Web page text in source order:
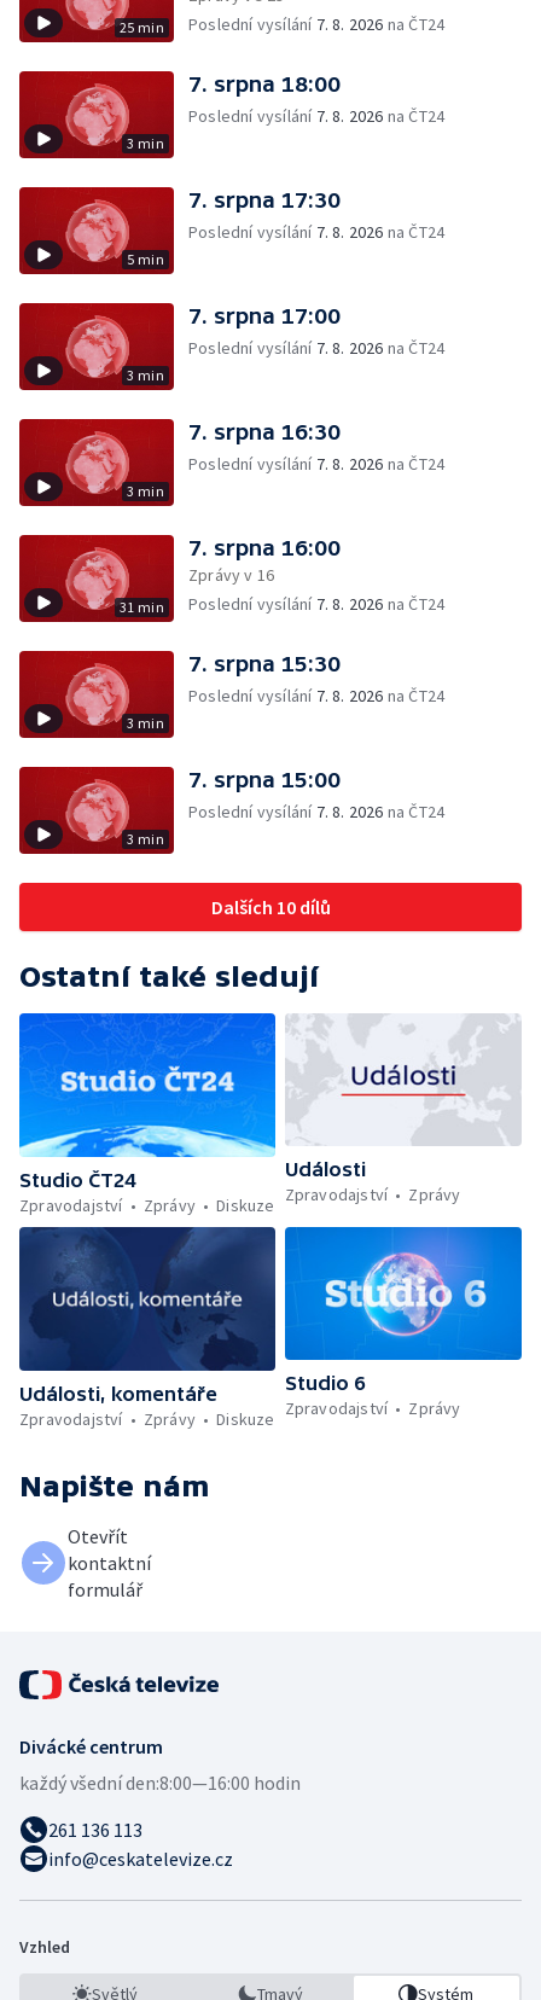
25 min
Poslední vysílání 7. 8. 2026 na ČT24
3 min
7. srpna 18:00
Poslední vysílání 7. 8. 2026 na ČT24
5 min
7. srpna 17:30
Poslední vysílání 7. 8. 2026 na ČT24
3 min
7. srpna 17:00
Poslední vysílání 7. 8. 2026 na ČT24
3 min
7. srpna 16:30
Poslední vysílání 7. 8. 2026 na ČT24
31 min
7. srpna 16:00
Zprávy v 16
Poslední vysílání 7. 8. 2026 na ČT24
3 min
7. srpna 15:30
Poslední vysílání 7. 8. 2026 na ČT24
3 min
7. srpna 15:00
Poslední vysílání 7. 8. 2026 na ČT24
Dalších 10 dílů
Ostatní také sledují
Studio ČT24
Zpravodajství
Zprávy Diskuze
Události
Zpravodajství
Zprávy
Události, komentáře
Zpravodajství
Zprávy Diskuze
Studio 6
Zpravodajství
Zprávy
Napište nám
Otevřít
kontaktní
formulář
Divácké centrum
každý všední den:8:00—16:00 hodin
261 136 113
info@ceskatelevize.cz
Vzhled
Světlý Tmavý Systém